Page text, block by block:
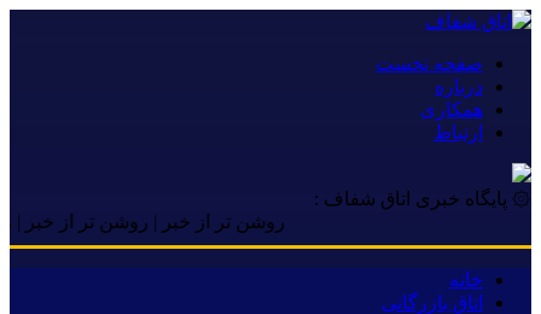
صفحه نخست
درباره
همکاری
ارتباط
۞ پایگاه خبری اتاق شفاف :
روشن تر از خبر | روشن تر از خبر |
خانه
اتاق بازرگانی